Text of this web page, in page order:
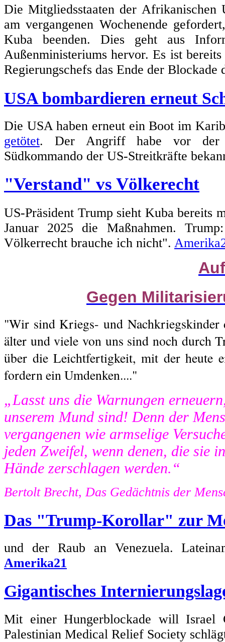
Die Mitgliedsstaaten der
am vergangenen Wochenende
Kuba beenden. Dies geht aus
Außenministeriums hervor. Es ist
Regierungschefs das Ende der
USA bombardieren erneut
Die USA haben erneut ein Boot im
getötet. Der Angriff habe vor der
Südkommando der US-Streitkräfte
"Verstand" vs Völkerecht
US-Präsident Trump sieht Kuba bereits
Januar 2025 die Maßnahmen.
Völkerrecht brauche ich nicht".
Gegen
"Wir sind Kriegs- und Nachkriegskinder
älter und viele von uns sind noch durch
über die Leichtfertigkeit, mit der heute
fordern ein Umdenken...."
„Lasst uns die Warnungen
unserem Mund sind! Denn der
vergangenen wie armselige
jeden Zweifel, wenn denen, die sie
Hände zerschlagen werden.“
Bertolt Brecht, Das Gedächtnis der
Das "Trump-Korollar" zur
und der Raub an Venezuela.
Amerika21
Gigantisches
Mit einer Hungerblockade will Israel
Palestinian Medical Relief Society